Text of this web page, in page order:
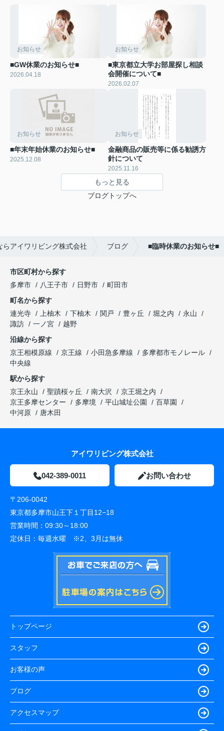
お知らせ
■GW休業のお知らせ■
2026.04.18
お知らせ
■東京都立大学お部屋探し相談
会開催について■
2026.02.07
お知らせ
■年末年始休業のお知らせ■
2025.12.08
お知らせ
金融商品の販売等に係る勧誘方
針について
2025.11.16
もっと見る
ブログトップへ
アイワリビング株式会社 ブログ ■臨時休業のお知らせ■
市区町村から探す
多摩市
八王子市 日野市
町田市
町名から探す
連光寺
上柚木 下柚木 関戸 豊ヶ丘 堀之内
永山
諏訪
一ノ宮
越野
沿線から探す
京王相模原線
京王線 小田急多摩線
多摩都市モノレール
中央線
駅から探す
京王永山
聖蹟桜ヶ丘 南大沢
京王堀之内
京王多摩センター
多摩境 平山城址公園
百草園
中河原
唐木田
アイワリビング株式会社
042-389-0011 お問い合わせ
〒206-0042
東京都多摩市山王下１丁目12−18
営業時間： 09:30～18:00
定休日： 毎週水曜 ※2、3月は無休
トップページ
スタッフ
お客様の声
ブログ
アクセスマップ